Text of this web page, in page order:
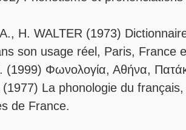
Η. WALTER (1973)
son usage réel, Paris, France
(1999) Φωνολογία, Αθήνα,
(1977) La phonologie du
de France.